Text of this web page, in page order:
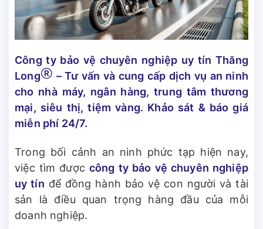
Công ty bảo vệ chuyên nghiệp uy tínThăng
LongⓇ – Tư vấn và cung cấp dịch vụ an ninh
cho nhà máy, ngân hàng, trung tâm thương
mại, siêu thị, tiệm vàng. Khảo sát & báo giá
miễn phí 24/7.
Trong bối cảnh an ninh phức tạp hiện nay,
việc tìm được công ty bảo vệ chuyên nghiệp
uy tín để đồng hành bảo vệ con người và tài
sản là điều quan trọng hàng đầu của mỗi
doanh nghiệp.